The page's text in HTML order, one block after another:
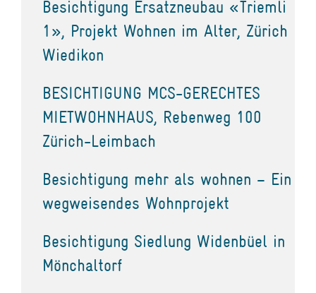
Besichtigung Ersatzneubau «Triemli
1», Projekt Wohnen im Alter, Zürich
Wiedikon
BESICHTIGUNG MCS-GERECHTES
MIETWOHNHAUS, Rebenweg 100
Zürich-Leimbach
Besichtigung mehr als wohnen – Ein
wegweisendes Wohnprojekt
Besichtigung Siedlung Widenbüel in
Mönchaltorf